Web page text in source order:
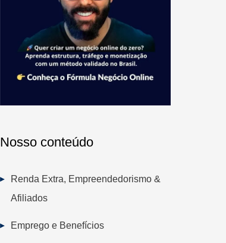
Nosso conteúdo
Renda Extra, Empreendedorismo &
Afiliados
Emprego e Benefícios